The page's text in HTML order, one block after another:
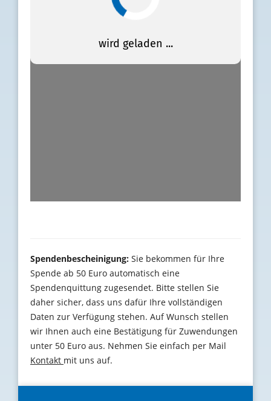
Spendenbescheinigung: Sie bekommen für Ihre
Spende ab 50 Euro automatisch eine
Spendenquittung zugesendet. Bitte stellen Sie
daher sicher, dass uns dafür Ihre vollständigen
Daten zur Verfügung stehen. Auf Wunsch stellen
wir Ihnen auch eine Bestätigung für Zuwendungen
unter 50 Euro aus. Nehmen Sie einfach per Mail
Kontakt mit uns auf.